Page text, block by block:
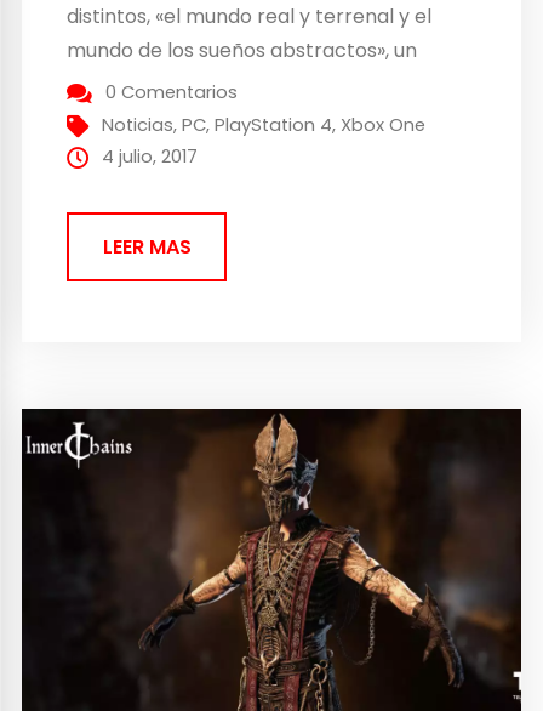
distintos, «el mundo real y terrenal y el
mundo de los sueños abstractos», un
concepto que recuerda a la archiconocida
película «Origen«. Cuenta la extraña
historia de un hombre llamado Ian, un ex-
0 Comentarios
Noticias,PC,PlayStation 4, Xbox One
4 julio, 2017
LEER MAS